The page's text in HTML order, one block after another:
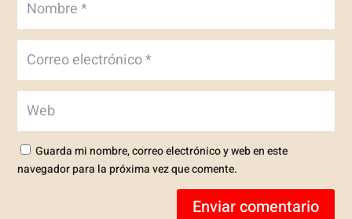
Guarda mi nombre, correo electrónico y web en este
navegador para la próxima vez que comente.
Enviar comentario